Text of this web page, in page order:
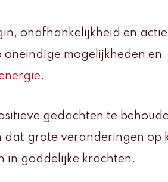
onafhankelijkheid en
mogelijkheden en
.
gedachten te
grote veranderingen op
in goddelijke krachten.